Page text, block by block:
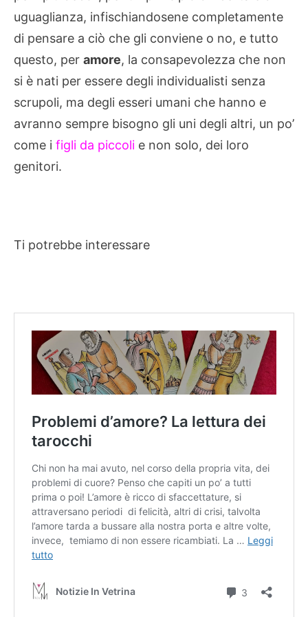
uguaglianza, infischiandosene completamente
di pensare a ciò che gli conviene o no, e tutto
questo, per amore, la consapevolezza che non
si è nati per essere degli individualisti senza
scrupoli, ma degli esseri umani che hanno e
avranno sempre bisogno gli uni degli altri, un po’
come i figli da piccoli e non solo, dei loro
genitori.
Ti potrebbe interessare